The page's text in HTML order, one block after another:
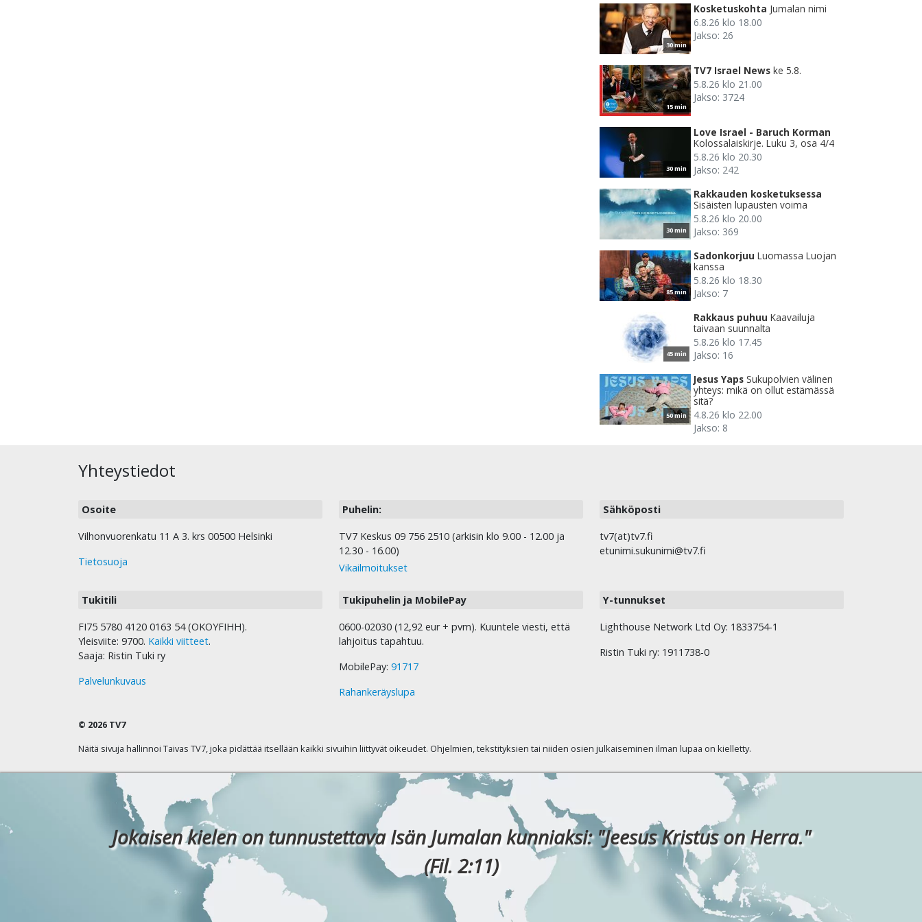
30 min
Kosketuskohta Jumalan nimi
6.8.26 klo 18.00
Jakso: 26
15 min
TV7 Israel News ke 5.8.
5.8.26 klo 21.00
Jakso: 3724
30 min
Love Israel - Baruch Korman
Kolossalaiskirje. Luku 3, osa 4/4
5.8.26 klo 20.30
Jakso: 242
30 min
Rakkauden kosketuksessa
Sisäisten lupausten voima
5.8.26 klo 20.00
Jakso: 369
85 min
Sadonkorjuu Luomassa Luojan
kanssa
5.8.26 klo 18.30
Jakso: 7
45 min
Rakkaus puhuu Kaavailuja
taivaan suunnalta
5.8.26 klo 17.45
Jakso: 16
50 min
Jesus Yaps Sukupolvien välinen
yhteys: mikä on ollut estämässä
sitä?
4.8.26 klo 22.00
Jakso: 8
Yhteystiedot
Osoite
Vilhonvuorenkatu 11 A 3. krs 00500 Helsinki
Tietosuoja
Puhelin:
TV7 Keskus 09 756 2510 (arkisin klo 9.00 - 12.00 ja
12.30 - 16.00)
Vikailmoitukset
Sähköposti
tv7(at)tv7.fi
etunimi.sukunimi@tv7.fi
Tukitili
FI75 5780 4120 0163 54 (OKOYFIHH).
Yleisviite: 9700. Kaikki viitteet.
Saaja: Ristin Tuki ry
Palvelunkuvaus
Tukipuhelin ja MobilePay
0600-02030 (12,92 eur + pvm). Kuuntele viesti, että
lahjoitus tapahtuu.
MobilePay: 91717
Rahankeräyslupa
Y-tunnukset
Lighthouse Network Ltd Oy: 1833754-1
Ristin Tuki ry: 1911738-0
© 2026 TV7
Näitä sivuja hallinnoi Taivas TV7, joka pidättää itsellään kaikki sivuihin liittyvät oikeudet. Ohjelmien, tekstityksien tai niiden osien julkaiseminen ilman lupaa on kielletty.
Jokaisen kielen on tunnustettava Isän Jumalan kunniaksi: "Jeesus Kristus on Herra."
(Fil. 2:11)